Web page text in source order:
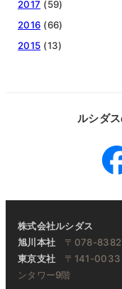
2017 (59)
2016 (66)
2015 (13)
ルシダ
株式会社ルシダス
旭川本社 〒078-8382
東京支社 〒141-0033
ンタワー9階